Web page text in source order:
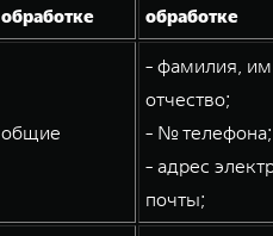
WEY 05
от 5 699 000 ₽
обработке
обработке
общие
- фамилия,
отчество;
- № телефона;
- адрес
почты;